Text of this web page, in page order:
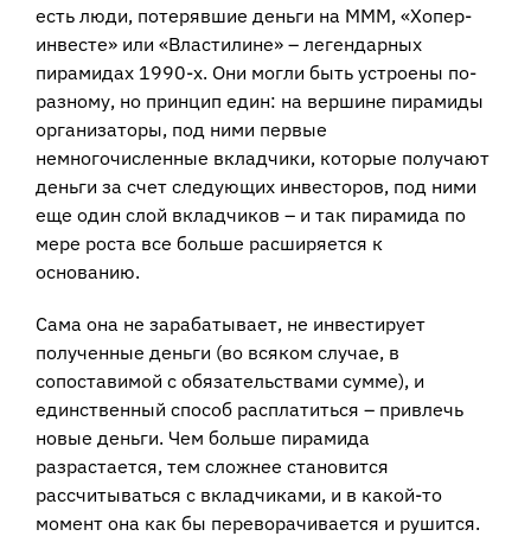
есть люди, потерявшие деньги на МММ, «Хопер-
инвесте» или «Властилине» – легендарных
пирамидах 1990-х. Они могли быть устроены по-
разному, но принцип един: на вершине пирамиды
организаторы, под ними первые
немногочисленные вкладчики, которые получают
деньги за счет следующих инвесторов, под ними
еще один слой вкладчиков – и так пирамида по
мере роста все больше расширяется к
основанию.
Сама она не зарабатывает, не инвестирует
полученные деньги (во всяком случае, в
сопоставимой с обязательствами сумме), и
единственный способ расплатиться – привлечь
новые деньги. Чем больше пирамида
разрастается, тем сложнее становится
рассчитываться с вкладчиками, и в какой-то
момент она как бы переворачивается и рушится.